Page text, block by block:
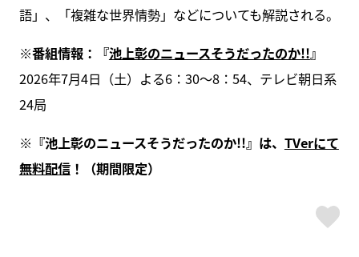
語」、「複雑な世界情勢」などについても解説される。
※番組情報：『池上彰のニュースそうだったのか!!』
2026年7月4日（土）よる6：30～8：54、テレビ朝日系
24局
※『池上彰のニュースそうだったのか!!』は、 TVerにて
無料配信！（期間限定）